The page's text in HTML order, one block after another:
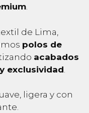
.
de Lima,
polos de
acabados
exclusividad
ligera y con